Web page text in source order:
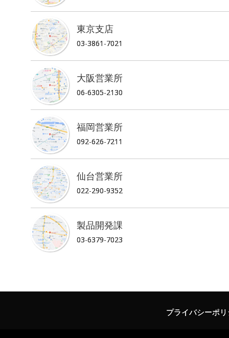
東京支店
03-3861-7021
大阪営業所
06-6305-2130
福岡営業所
092-626-7211
仙台営業所
022-290-9352
製品開発課
03-6379-7023
プライバシーポ